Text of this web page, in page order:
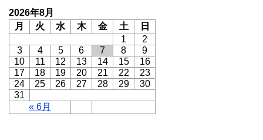
2026年8月
月
火 水 木 金 土 日
« 6月
1
2
3
4 5 6 7 8
9
10
11 12 13 14 15
16
17
18 19 20 21 22
23
24
25 26 27 28 29
30
31